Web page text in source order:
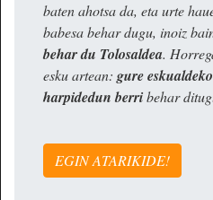
baten ahotsa da, eta urte
babesa behar dugu, inoiz
behar du Tolosaldea.
esku artean: gure
harpidedun berribehar
EGIN ATARIKIDE!